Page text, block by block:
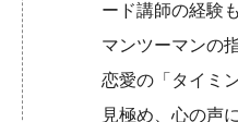
ード講師の経験
マンツーマンの
恋愛の「タイミ
見極め、心の声